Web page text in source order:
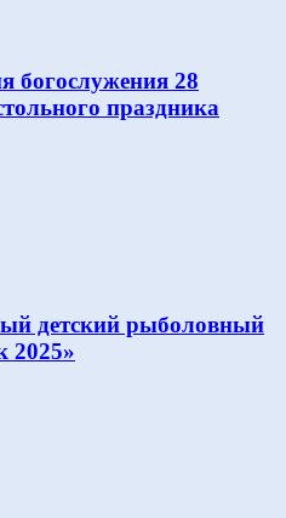
богослужения 28
праздника
детский рыболовный
2025»